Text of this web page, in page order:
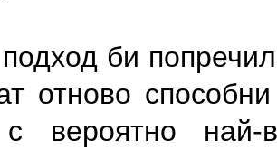
би
отново
вероятно най-